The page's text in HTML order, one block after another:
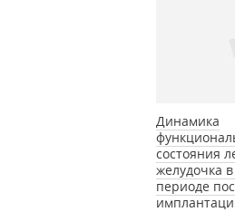
Динамика
состояния
желудочка
периоде